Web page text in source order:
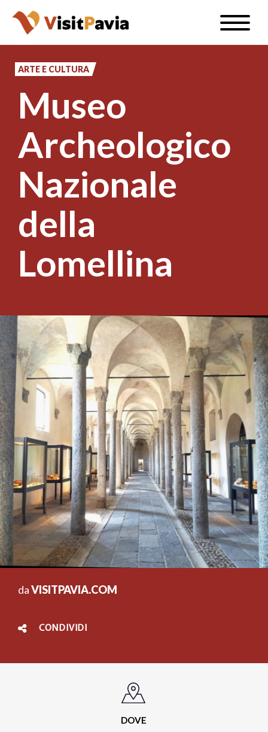
Salta
contenuto
principale
Toggle
IT
#visitpavia
ARTE E CULTURA
Museo
Archeologico
Nazionale
della
Lomellina
daVISITPAVIA.COM
CONDIVIDI
DOVE